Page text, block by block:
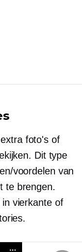
foto's of
Dit type
voordelen van
te brengen.
vierkante of